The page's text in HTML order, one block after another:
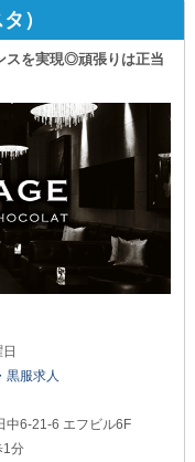
）
スを実現◎頑張りは正当
黒服求人
中6-21-6 エフビル6F
1分